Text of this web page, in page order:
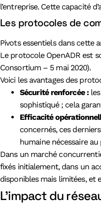
l’entreprise. Cette capacité
Les protocoles de
Pivots essentiels dans cette
Le protocole OpenADR est
Consortium – 5 mai 2020).
Voici les avantages des
Sécurité renforcée :
sophistiqué ; cela
Efficacité
concernés, ces
humaine nécessaire
Dans un marché
fixés initialement, dans un
disponibles mais limitées, et
L’impact du